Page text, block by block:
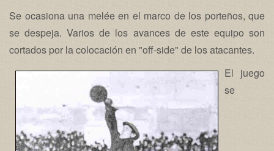
Se ocasiona una melée en el marco de los porteños, que
se despeja. Varios de los avances de este equipo son
cortados por la colocación en "off-side" de los atacantes.
El juego
se